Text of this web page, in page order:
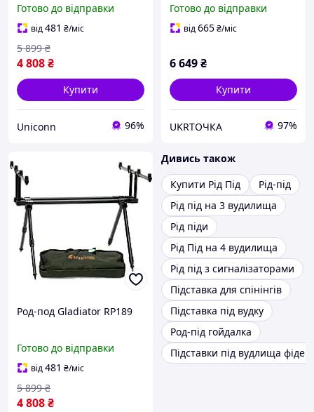
Готово до відправки
від481 ₴/міс
4 808₴
5 899 ₴
Купити
Uniconn 96%
риболовлі
Готово до відправки
від665₴/міс
6 649₴
Купити
UKRТОЧКА 97%
Род-под Gladiator RP189
Готово до відправки
від481 ₴/міс
4 808₴
5 899 ₴
Дивись також
Купити Рід Під
Рід-під
Рід під на 3 вудилища
Рід піди
Рід Під на 4 вудилища
Рід під з сигналізаторами
Підставка для спінінгів
Підставка під вудку
Род-під гойдалка
Підставки під вудлища